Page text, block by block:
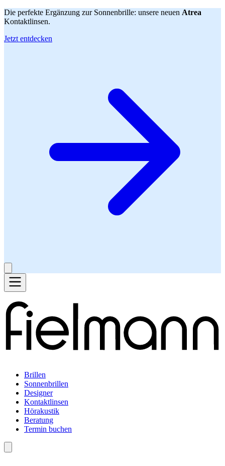
Die perfekte Ergänzung zur Sonnenbrille: unsere neuen Atrea
Kontaktlinsen.
Jetzt entdecken
Brillen
Sonnenbrillen
Designer
Kontaktlinsen
Hörakustik
Beratung
Termin buchen